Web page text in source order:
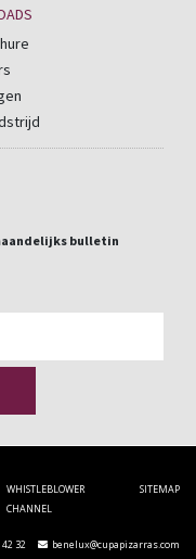
bulletin
WHISTLEBLOWER
CHANNEL
SITEMAP
42 32 benelux@cupapizarras.com